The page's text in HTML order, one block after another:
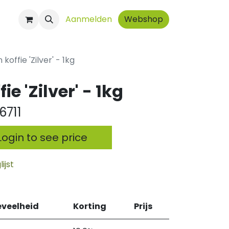
Aanmelden Webshop
koffie 'Zilver' - 1kg
'Zilver' - 1kg
to see price
Korting Prijs